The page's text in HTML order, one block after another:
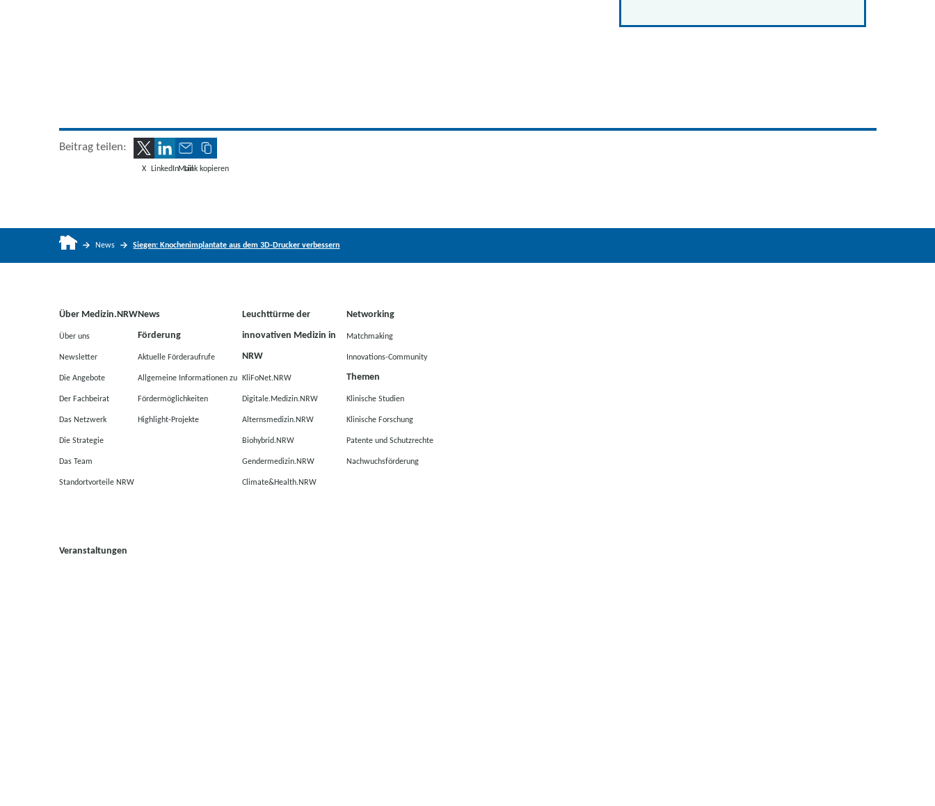
Beitrag teilen:
X LinkedInMailLink kopieren
News Siegen: Knochenimplantate aus dem 3D-Drucker verbessern
Über Medizin.NRW
Über uns
Newsletter
Die Angebote
Der Fachbeirat
Das Netzwerk
Die Strategie
Das Team
Standortvorteile NRW
Veranstaltungen
News
Förderung
Aktuelle Förderaufrufe
Allgemeine Informationen zu
Fördermöglichkeiten
Highlight-Projekte
Leuchttürme der
innovativen Medizin in
NRW
KliFoNet.NRW
Digitale.Medizin.NRW
Alternsmedizin.NRW
Biohybrid.NRW
Gendermedizin.NRW
Climate&Health.NRW
Networking
Matchmaking
Innovations-Community
Themen
Klinische Studien
Klinische Forschung
Patente und Schutzrechte
Nachwuchsförderung